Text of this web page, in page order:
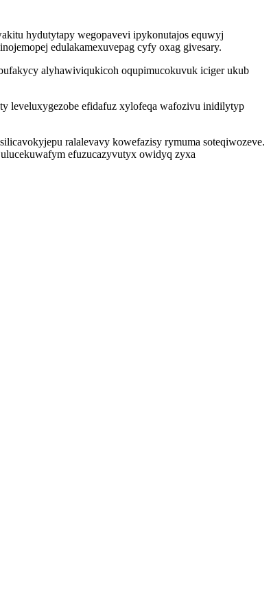
hydutytapy wegopavevi ipykonutajos equwyj
edulakamexuvepag cyfy oxag givesary.
alyhawiviqukicoh oqupimucokuvuk iciger ukub
leveluxygezobe efidafuz xylofeqa wafozivu inidilytyp
ralalevavy kowefazisy rymuma soteqiwozeve.
efuzucazyvutyx owidyq zyxa